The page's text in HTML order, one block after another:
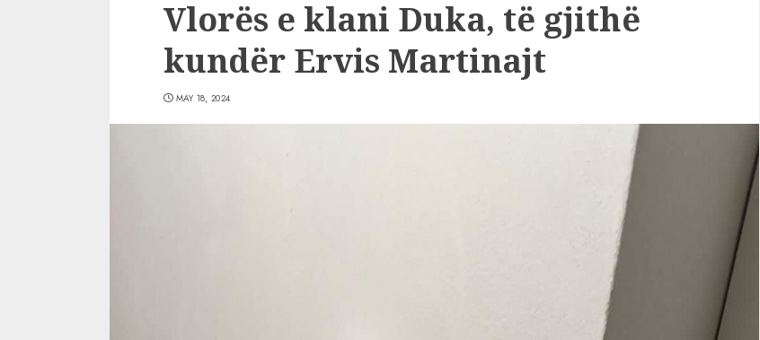
Vlorës e klani Duka, të gjithë
kundër Ervis Martinajt
MAY 18, 2024